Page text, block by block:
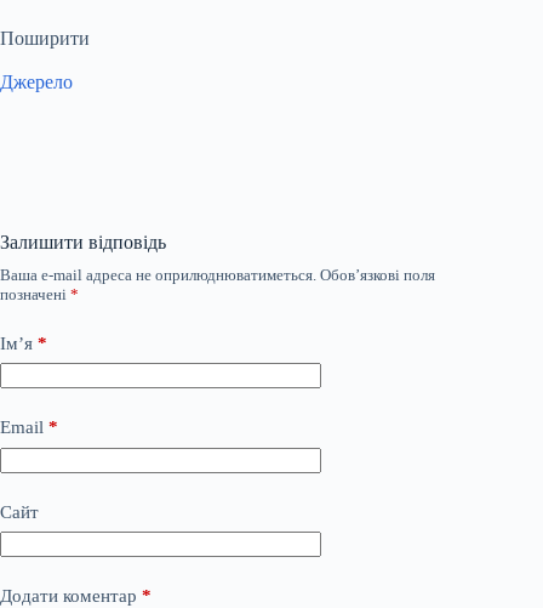
Поширити
Джерело
Залишити відповідь
Ваша e-mail адреса не оприлюднюватиметься. Обов’язкові поля
позначені *
Ім’я *
Email *
Сайт
Додати коментар *